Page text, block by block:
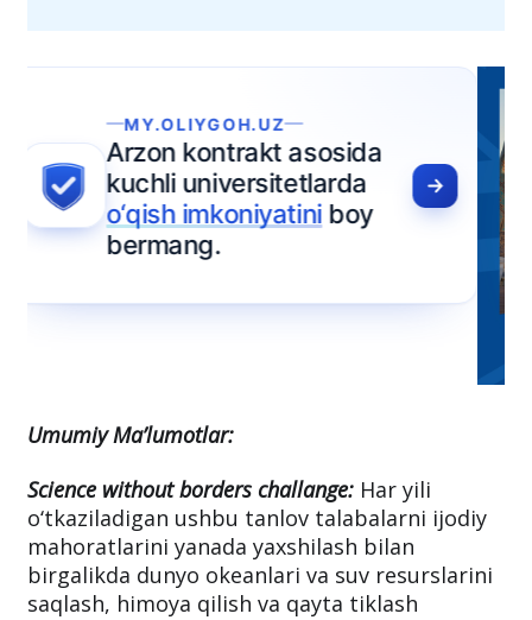
Umumiy Ma’lumotlar:
Science without borders challange: Har yili
o‘tkaziladigan ushbu tanlov talabalarni ijodiy
mahoratlarini yanada yaxshilash bilan
birgalikda dunyo okeanlari va suv resurslarini
saqlash, himoya qilish va qayta tiklash